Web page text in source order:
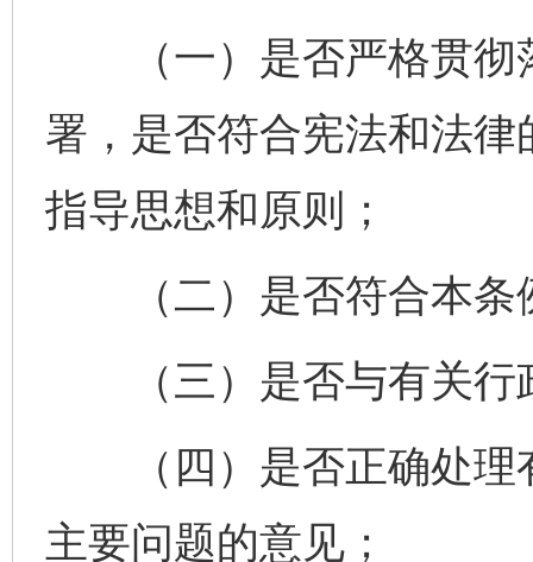
（一）是否严格贯彻
署，是否符合宪法和法
指导思想和原则；
（二）是否符合本条
（三）是否与有关行
（四）是否正确处理
主要问题的意见；